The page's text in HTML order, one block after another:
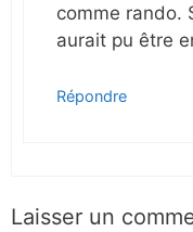
comme rando.
aurait pu être
Répondre
Laisser un